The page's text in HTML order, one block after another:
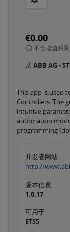
€0.00
不含增值税
从 ABB AG -
This app is used
Controllers. The
intuitive
automation
programming
开发者网站
http://
版本信息
1.0.17
可用于
ETS5